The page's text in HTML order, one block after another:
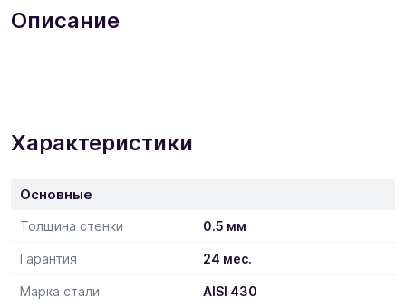
Описание
Характеристики
Основные
Толщина стенки 0.5 мм
Гарантия 24 мес.
Марка стали AISI 430